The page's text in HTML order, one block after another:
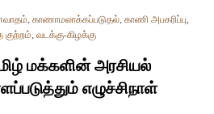
, காணாமலாக்கப்படுதல், காணி அபகரிப்பு,
குற்றம், வடக்கு-கிழக்கு
மக்களின் அரசியல்
எழுச்சிநாள்